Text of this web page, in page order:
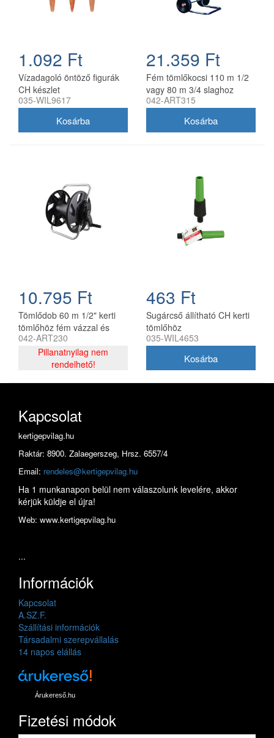
1.092 Ft
Vízadagoló öntöző figurák
CH készlet
035-WIL9617
21.359 Ft
Fém tömlőkocsi 110 m 1/2
vagy 80 m 3/4 slaghoz
horganyzott acél AG315
042-ART315
10.795 Ft
Tömlődob 60 m 1/2" kerti
tömlőhöz fém vázzal és
műanyag dobbal
042-ART230
Pillanatnyilag nem
rendelhető!
463 Ft
Sugárcső állítható CH kerti
tömlőhöz
035-WIL4653
Kapcsolat
kertigepvilag.hu
Raktár: 8900. Zalaegerszeg, Hrsz. 6557/4
Email: rendeles@kertigepvilag.hu
Ha 1 munkanapon belül nem válaszolunk levelére, akkor
kérjük küldje el újra!
Web: www.kertigepvilag.hu
...
Információk
Kapcsolat
A.SZ.F.
Szállítási információk
Társadalmi szerepvállalás
14 napos elállás
Árukereső.hu
Fizetési módok